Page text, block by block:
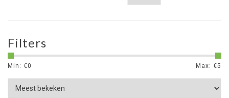
Filters
Min: €0 Max: €5